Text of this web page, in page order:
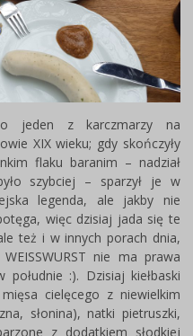
jeden z karczmarzy na
XIX wieku; gdy skończyły
flaku baranim – nadział
szybciej – sparzył je w
legenda, ale jakby nie
więc dzisiaj jada się te
też i w innych porach dnia,
nie ma prawa
południe :). Dzisiaj kiełbaski
cielęcego z niewielkim
słonina), natki pietruszki,
z dodatkiem słodkiej